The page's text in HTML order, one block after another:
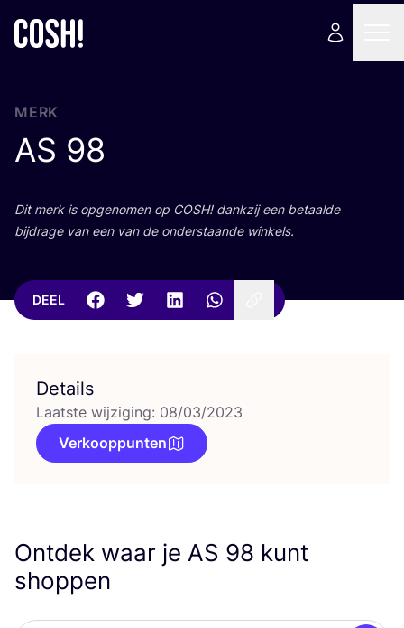
MERK
AS 98
Dit merk is opge­no­men op COSH! dank­zij een betaal­de
bij­dra­ge van een van de onder­staan­de winkels.
DEEL
Details
Laatste wijziging: 08/03/2023
Verkooppunten
Ontdek waar je AS 98 kunt
shoppen